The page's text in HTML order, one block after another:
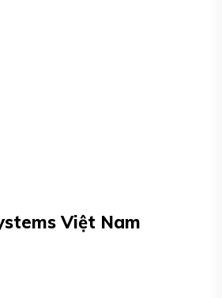
Việt Nam